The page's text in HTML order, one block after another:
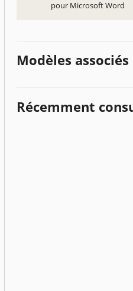
pour Microsoft Word
Modèles associés
Récemment